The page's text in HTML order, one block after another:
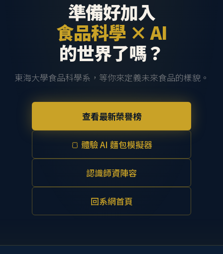
準備好加入
食品科學 × AI
的世界了嗎？
東海大學食品科學系，等你來定義未來食品的樣貌。
查看最新榮譽榜
🍞 體驗 AI 麵包模擬器
認識師資陣容
回系網首頁